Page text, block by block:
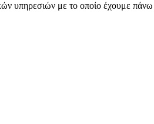
υπηρεσιών με το οποίο έχουμε